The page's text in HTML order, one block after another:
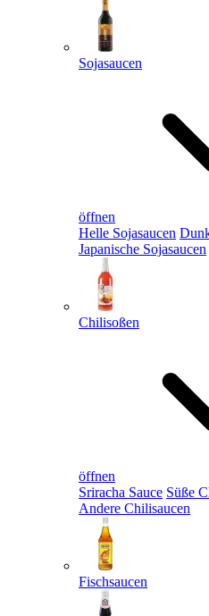
Sojasaucen
öffnen
Helle Sojasaucen
Japanische Sojasaucen
Chilisoßen
öffnen
Sriracha Sauce Süße
Andere Chilisaucen
Fischsaucen